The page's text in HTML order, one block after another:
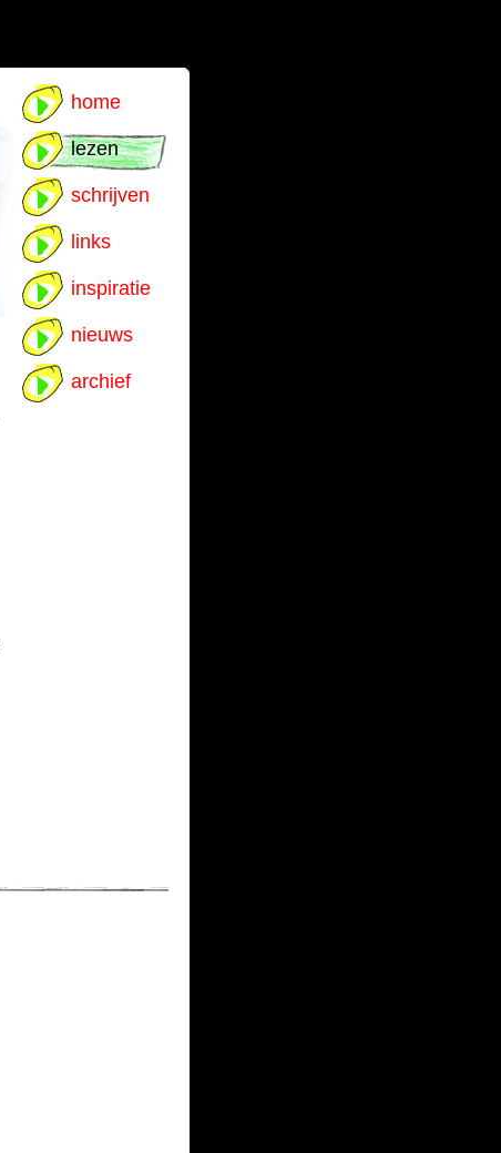
home
lezen
schrijven
links
inspiratie
nieuws
archief